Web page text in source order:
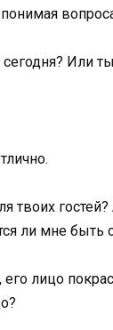
Или
твоих
ли мне быть
лицо